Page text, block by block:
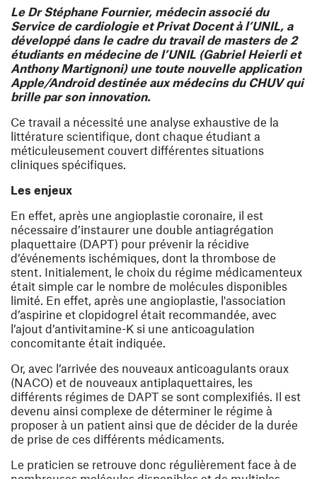
Le Dr Stéphane Fournier, médecin associé du
Service de cardiologie et Privat Docent à l’UNIL, a
développé dans le cadre du travail de masters de 2
étudiants en médecine de l’UNIL (Gabriel Heierli et
Anthony Martignoni) une toute nouvelle application
Apple/Android destinée aux médecins du CHUV qui
brille par son innovation.
Ce travail a nécessité une analyse exhaustive de la
littérature scientifique, dont chaque étudiant a
méticuleusement couvert différentes situations
cliniques spécifiques.
Les enjeux
En effet, après une angioplastie coronaire, il est
nécessaire d’instaurer une double antiagrégation
plaquettaire (DAPT) pour prévenir la récidive
d’événements ischémiques, dont la thrombose de
stent. Initialement, le choix du régime médicamenteux
était simple car le nombre de molécules disponibles
limité. En effet, après une angioplastie, l'association
d’aspirine et clopidogrel était recommandée, avec
l’ajout d’antivitamine-K si une anticoagulation
concomitante était indiquée.
Or, avec l’arrivée des nouveaux anticoagulants oraux
(NACO) et de nouveaux antiplaquettaires, les
différents régimes de DAPT se sont complexifiés. Il est
devenu ainsi complexe de déterminer le régime à
proposer à un patient ainsi que de décider de la durée
de prise de ces différents médicaments.
Le praticien se retrouve donc régulièrement face à de